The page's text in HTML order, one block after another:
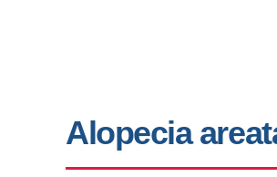
Alopecia